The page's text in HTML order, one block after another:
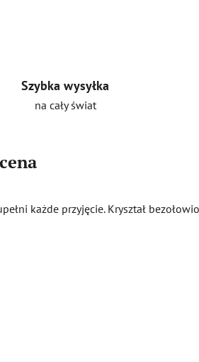
Szybka wysyłka
na cały świat
każde przyjęcie. Kryształ